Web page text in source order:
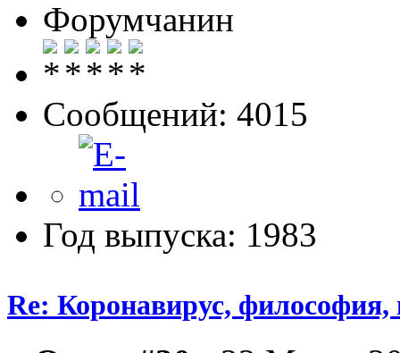
Форумчанин
Сообщений: 4015
Год выпуска: 1983
Re: Коронавирус, философия,